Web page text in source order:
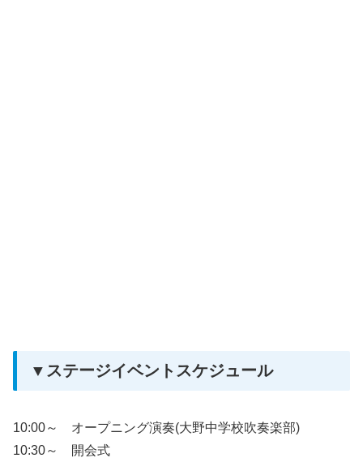
▼ステージイベントスケジュール
10:00～ オープニング演奏(大野中学校吹奏楽部)
10:30～ 開会式